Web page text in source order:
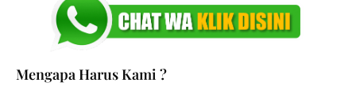
Mengapa Harus Kami ?